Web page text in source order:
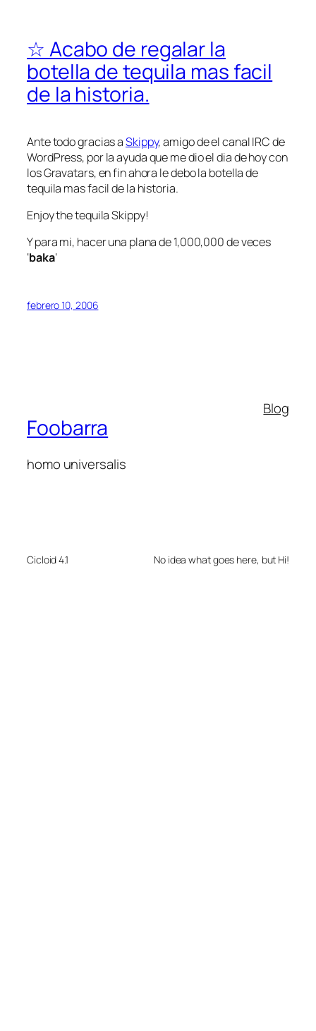
☆ Acabo de regalar la
botella de tequila mas facil
de la historia.
Ante todo gracias aSkippy, amigo de el canal IRC de
WordPress, por la ayuda que me dio el dia de hoy con
los Gravatars, en fin ahora le debo la botella de
tequila mas facil de la historia.
Enjoy the tequila Skippy!
Y para mi, hacer una plana de 1,000,000 de veces
‘baka‘
febrero 10, 2006
Foobarra
homo universalis
Blog
Cicloid 4.1 No idea what goes here, but Hi!